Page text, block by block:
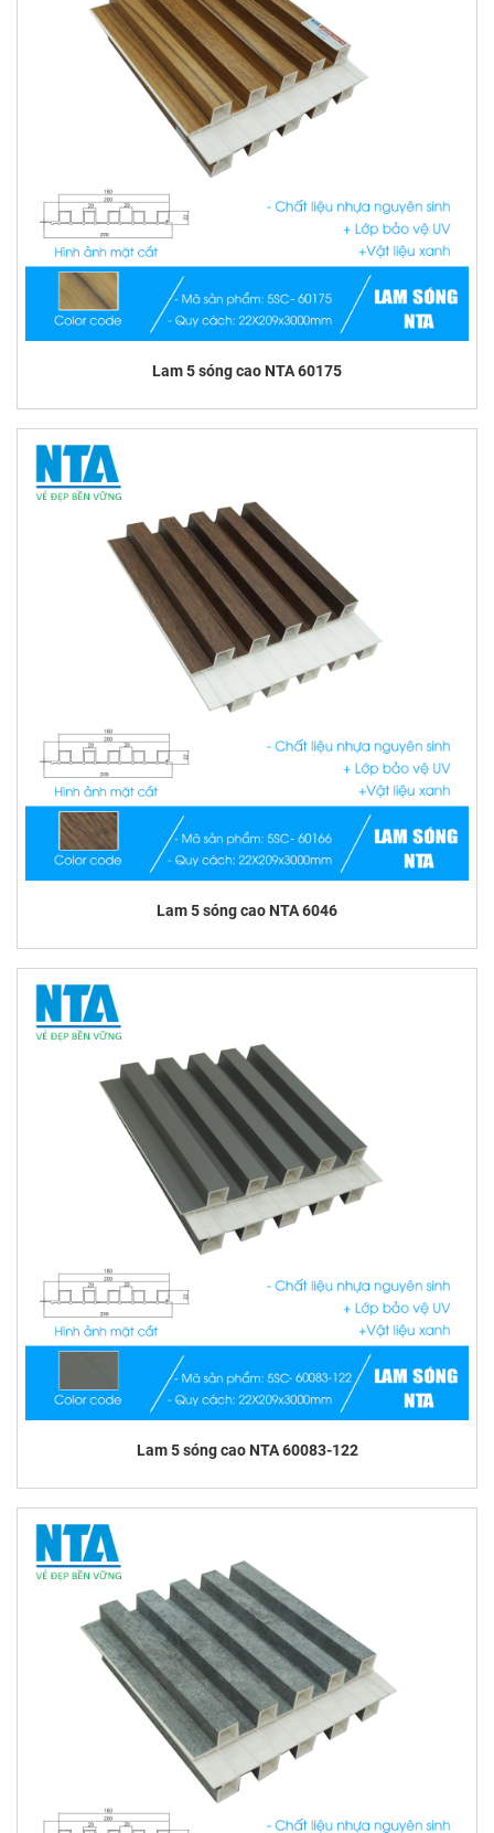
Lam 5 sóng cao NTA 60175
Lam 5 sóng cao NTA 6046
Lam 5 sóng cao NTA 60083-122